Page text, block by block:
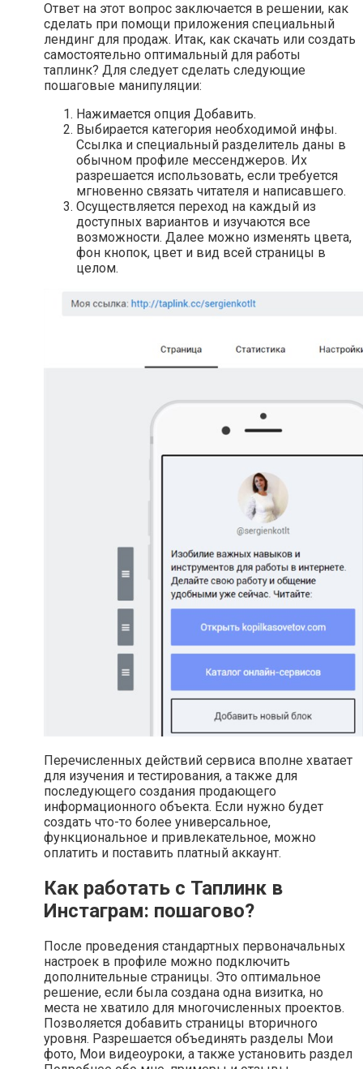
Ответ на этот вопрос заключается в решении, как
сделать при помощи приложения специальный
лендинг для продаж. Итак, как скачать или создать
самостоятельно оптимальный для работы
таплинк? Для следует сделать следующие
пошаговые манипуляции:
Нажимается опция Добавить.
Выбирается категория необходимой инфы.
Ссылка и специальный разделитель даны в
обычном профиле мессенджеров. Их
разрешается использовать, если требуется
мгновенно связать читателя и написавшего.
Осуществляется переход на каждый из
доступных вариантов и изучаются все
возможности. Далее можно изменять цвета,
фон кнопок, цвет и вид всей страницы в
целом.
Перечисленных действий сервиса вполне хватает
для изучения и тестирования, а также для
последующего создания продающего
информационного объекта. Если нужно будет
создать что-то более универсальное,
функциональное и привлекательное, можно
оплатить и поставить платный аккаунт.
Как работать с Таплинк в
Инстаграм: пошагово?
После проведения стандартных первоначальных
настроек в профиле можно подключить
дополнительные страницы. Это оптимальное
решение, если была создана одна визитка, но
места не хватило для многочисленных проектов.
Позволяется добавить страницы вторичного
уровня. Разрешается объединять разделы Мои
фото, Мои видеоуроки, а также установить раздел